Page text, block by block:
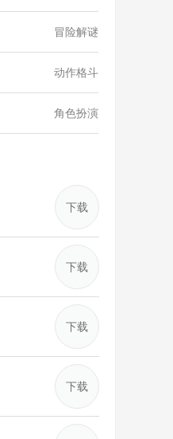
冒险解谜
动作格斗
角色扮演
下载
下载
下载
下载